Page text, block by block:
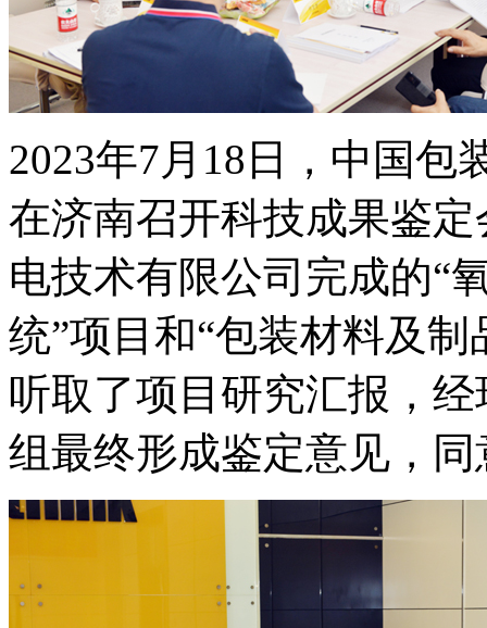
2023年7月18日，中国包
在济南召开科技成果鉴
电技术有限公司完成的“
统”项目和“包装材料及
听取了项目研究汇报，
组最终形成鉴定意见，